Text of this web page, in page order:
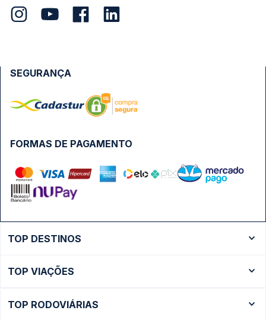
FORMAS DE PAGAMENTO
SEGURANÇA
TOP DESTINOS
Ônibus São Paulo
TOP VIAÇÕES
TOP RODOVIÁRIAS